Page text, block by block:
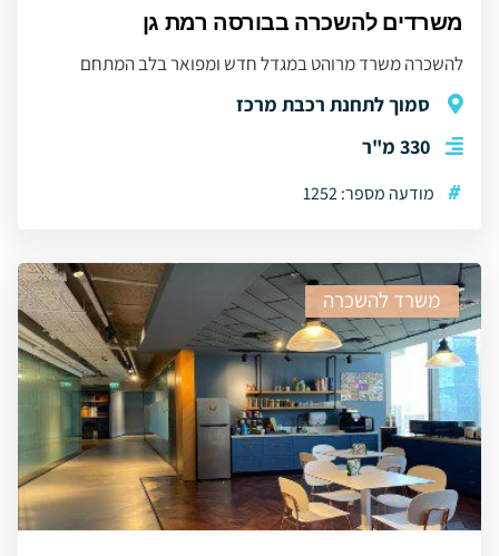
משרדים להשכרה בבורסה רמת גן
להשכרה משרד מרוהט במגדל חדש ומפואר בלב המתחם
סמוך לתחנת רכבת מרכז
330 מ"ר
# מודעה מספר: 1252
משרד להשכרה